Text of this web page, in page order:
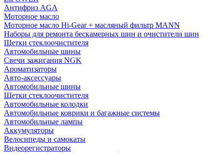
Антифриз AGA
Моторное масло
Моторное масло Hi-Gear + масляный фильтр MANN
Наборы для ремонта бескамерных шин и очистители шин
Щетки стеклоочистителя
Автомобильные шины
Свечи зажигания NGK
Ароматизаторы
Авто-аксессуары
Автомобильные шины
Щетки стеклоочистителя
Автомобильные колодки
Автомобильные коврики и багажные системы
Автомобильные лампы
Аккумуляторы
Велосипеды и самокаты
Видеорегистраторы